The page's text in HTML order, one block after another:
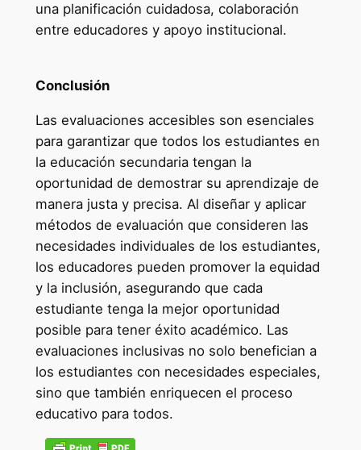
una planificación cuidadosa, colaboración
entre educadores y apoyo institucional.
Conclusión
Las evaluaciones accesibles son esenciales
para garantizar que todos los estudiantes en
la educación secundaria tengan la
oportunidad de demostrar su aprendizaje de
manera justa y precisa. Al diseñar y aplicar
métodos de evaluación que consideren las
necesidades individuales de los estudiantes,
los educadores pueden promover la equidad
y la inclusión, asegurando que cada
estudiante tenga la mejor oportunidad
posible para tener éxito académico. Las
evaluaciones inclusivas no solo benefician a
los estudiantes con necesidades especiales,
sino que también enriquecen el proceso
educativo para todos.